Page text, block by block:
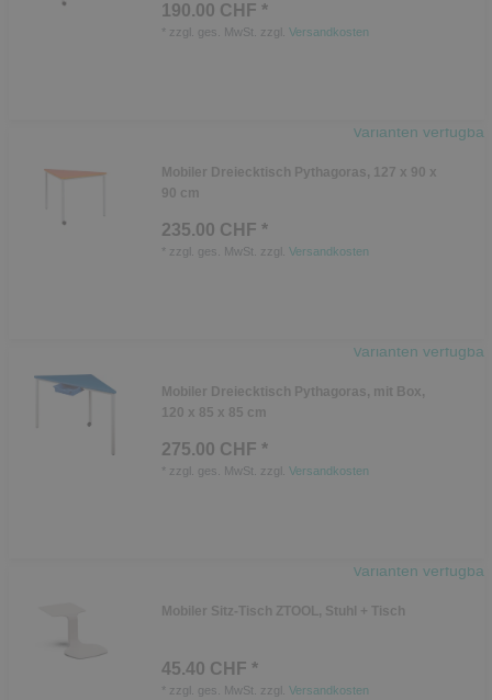
190.00 CHF *
zzgl. ges. MwSt. zzgl. Versandkosten
Varianten verfügbar
Mobiler Dreiecktisch Pythagoras, 127 x 90 x
90 cm
235.00 CHF *
zzgl. ges. MwSt. zzgl. Versandkosten
Varianten verfügbar
Mobiler Dreiecktisch Pythagoras, mit Box,
120 x 85 x 85 cm
275.00 CHF *
zzgl. ges. MwSt. zzgl. Versandkosten
Varianten verfügbar
Mobiler Sitz-Tisch ZTOOL, Stuhl + Tisch
45.40 CHF *
zzgl. ges. MwSt. zzgl. Versandkosten